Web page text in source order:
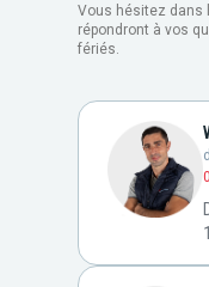
Vous hésitez dans
répondront à vos
fériés.